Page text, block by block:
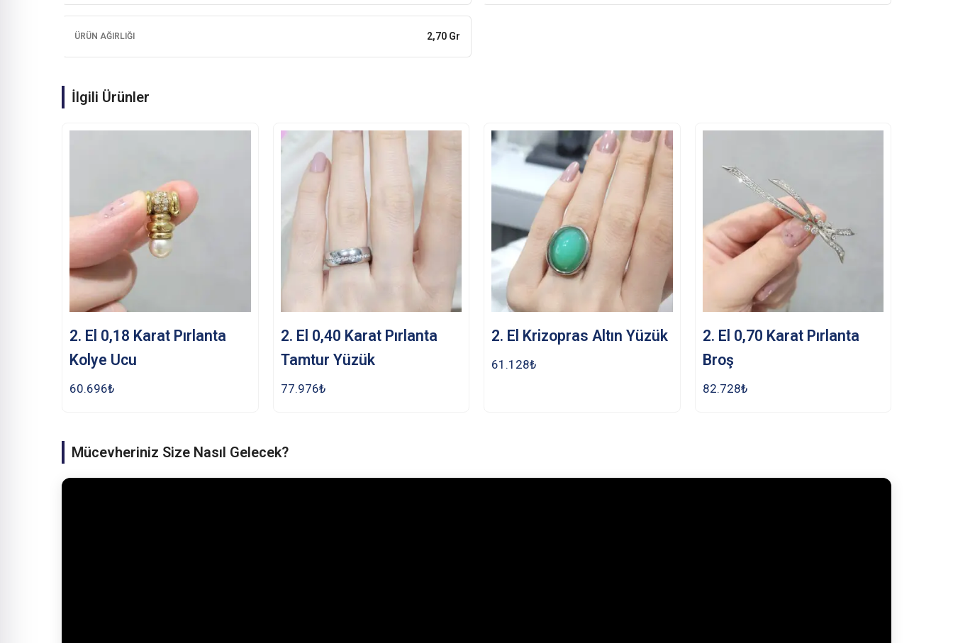
ÜRÜN AĞIRLIĞI 2,70 Gr
İlgili Ürünler
2. El 0,18 Karat Pırlanta
Kolye Ucu
60.696₺
2. El 0,40 Karat Pırlanta
Tamtur Yüzük
77.976₺
2. El Krizopras Altın Yüzük
61.128₺
2. El 0,70 Karat Pırlanta
Broş
82.728₺
Mücevheriniz Size Nasıl Gelecek?